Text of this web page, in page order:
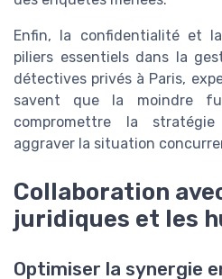
Enfin, la confidentialité et
piliers essentiels dans la
détectives privés à Paris,
savent que la moindre
compromettre la
aggraver la situation
Collaboration
juridiques et les
Optimiser la synergie